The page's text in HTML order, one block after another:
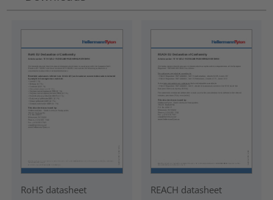
RoHS datasheet REACH datasheet